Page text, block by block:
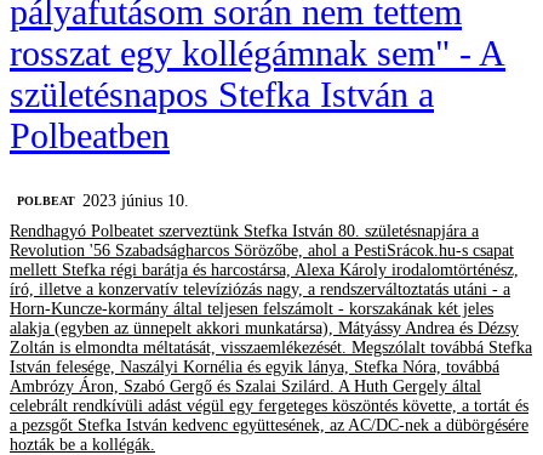
pályafutásom során nem tettem
rosszat egy kollégámnak sem" - A
születésnapos Stefka István a
Polbeatben
‎POLBEAT
2023 június 10.
Rendhagyó Polbeatet szerveztünk Stefka István 80. születésnapjára a
Revolution '56 Szabadságharcos Sörözőbe, ahol a PestiSrácok.hu-s csapat
mellett Stefka régi barátja és harcostársa, Alexa Károly irodalomtörténész,
író, illetve a konzervatív televíziózás nagy, a rendszerváltoztatás utáni - a
Horn-Kuncze-kormány által teljesen felszámolt - korszakának két jeles
alakja (egyben az ünnepelt akkori munkatársa), Mátyássy Andrea és Dézsy
Zoltán is elmondta méltatását, visszaemlékezését. Megszólalt továbbá Stefka
István felesége, Naszályi Kornélia és egyik lánya, Stefka Nóra, továbbá
Ambrózy Áron, Szabó Gergő és Szalai Szilárd. A Huth Gergely által
celebrált rendkívüli adást végül egy fergeteges köszöntés követte, a tortát és
a pezsgőt Stefka István kedvenc együttesének, az AC/DC-nek a dübörgésére
hozták be a kollégák.